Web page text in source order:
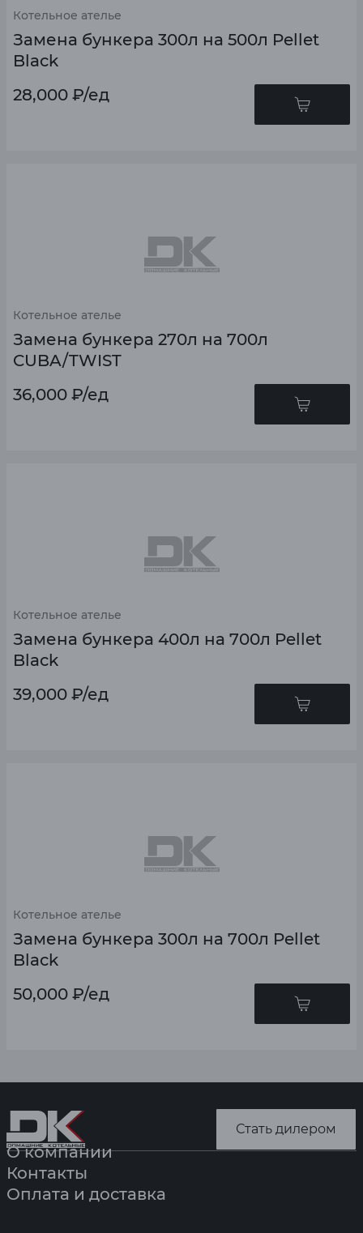
Котельное ателье
Замена бункера 300л на 500л Pellet
Black
28,000 ₽/ед
Котельное ателье
Замена бункера 270л на 700л
CUBA/TWIST
36,000 ₽/ед
Котельное ателье
Замена бункера 400л на 700л Pellet
Black
39,000 ₽/ед
Котельное ателье
Замена бункера 300л на 700л Pellet
Black
50,000 ₽/ед
Стать дилером
О компании
Контакты
Оплата и доставка